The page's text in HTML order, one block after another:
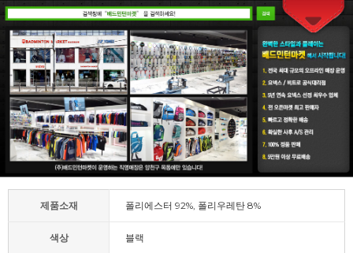
제품소재 폴리에스터 92%, 폴리우레탄 8%
색상 블랙